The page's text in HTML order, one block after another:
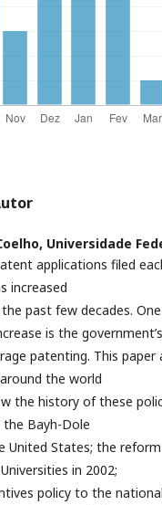
Universidade
applications filed
increased
past few decades.
is the government’s
patenting. This
the world
the history of these
Bayh-Dole
United States; the
in 2002;
policy to the